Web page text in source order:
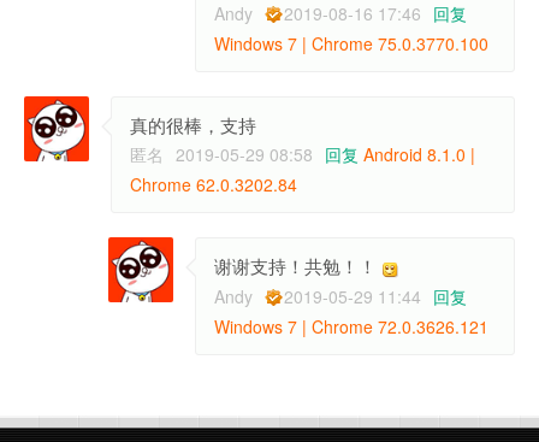
Andy 2019-08-16 17:46 回复
Windows 7 | Chrome 75.0.3770.100
真的很棒，支持
匿名 2019-05-29 08:58 回复 Android 8.1.0 |
Chrome 62.0.3202.84
谢谢支持！共勉！！
Andy 2019-05-29 11:44 回复
Windows 7 | Chrome 72.0.3626.121